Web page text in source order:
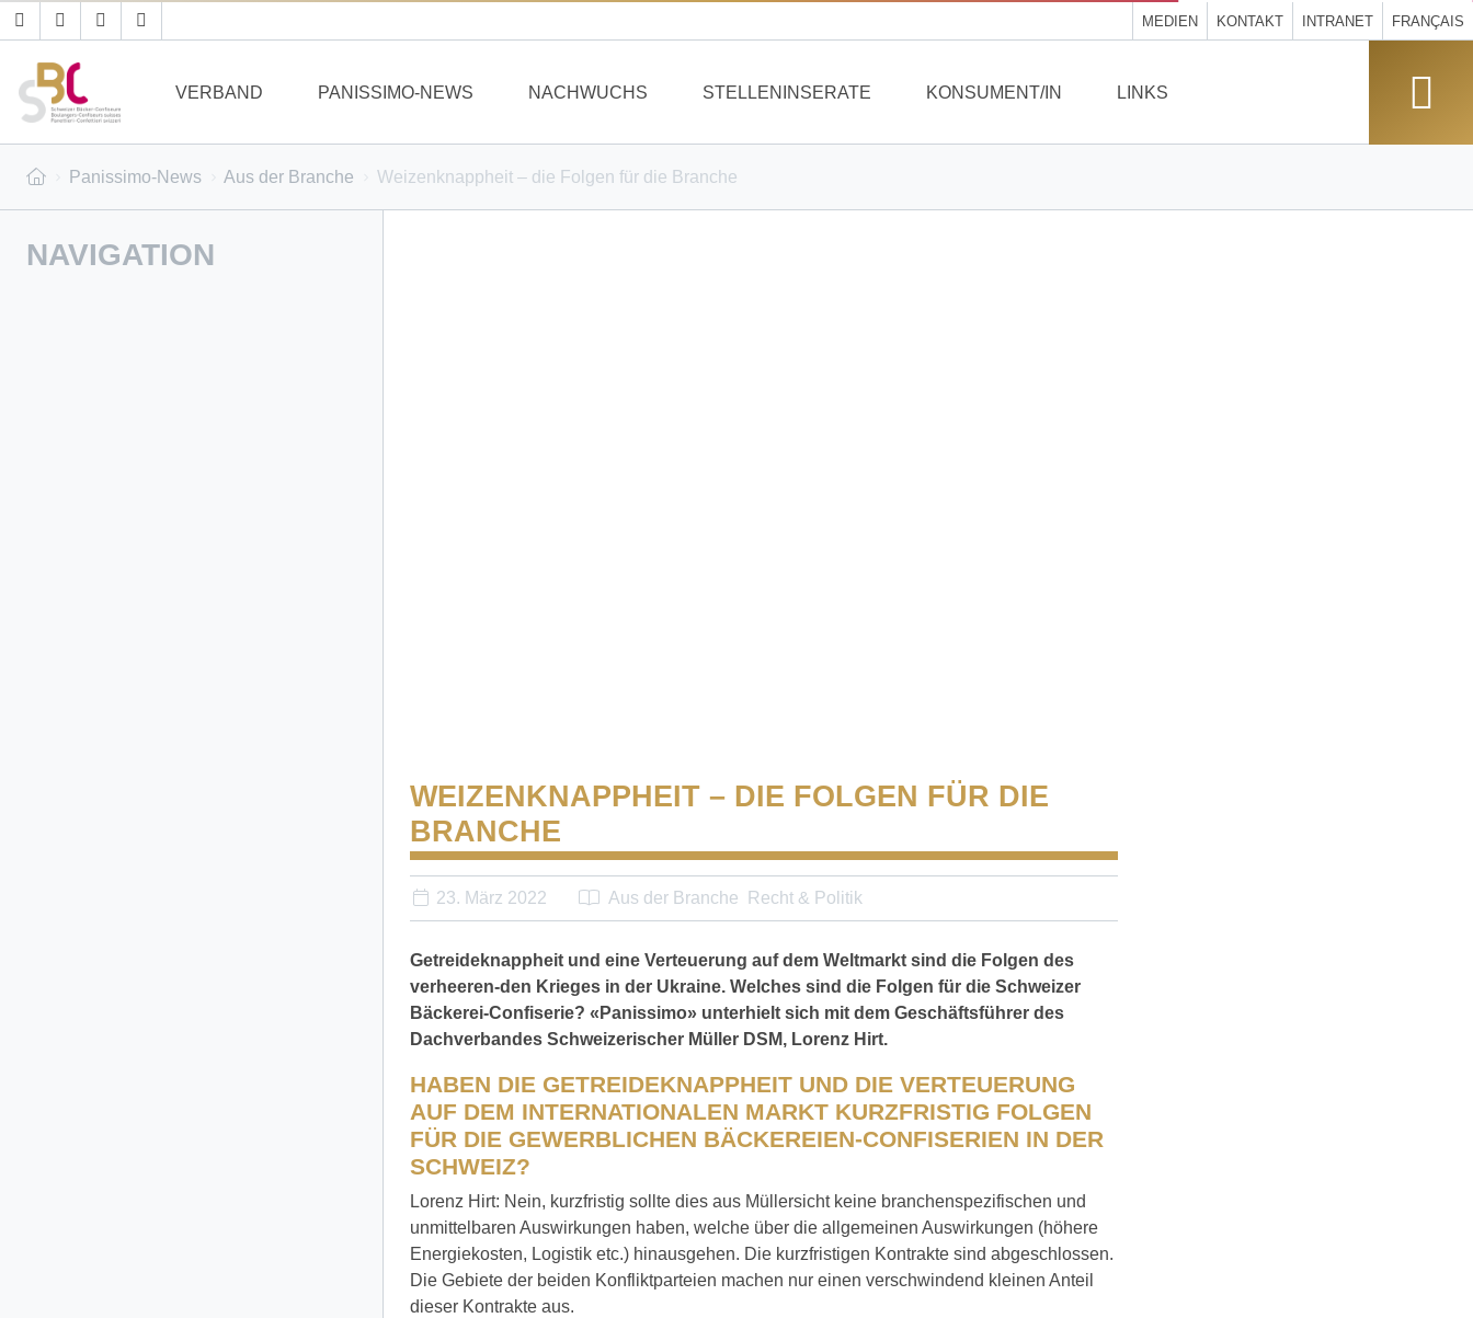
MEDIEN KONTAKT INTRANET FRANÇAIS
VERBAND PANISSIMO-NEWS NACHWUCHS STELLENINSERATE KONSUMENT/IN LINKS
Panissimo-News Aus der Branche Weizenknappheit – die Folgen für die Branche
NAVIGATION
WEIZENKNAPPHEIT – DIE FOLGEN FÜR DIE
BRANCHE
23. März 2022 Aus der Branche Recht & Politik
Getreideknappheit und eine Verteuerung auf dem Weltmarkt sind die Folgen des
verheeren-den Krieges in der Ukraine. Welches sind die Folgen für die Schweizer
Bäckerei-Confiserie? «Panissimo» unterhielt sich mit dem Geschäftsführer des
Dachverbandes Schweizerischer Müller DSM, Lorenz Hirt.
HABEN DIE GETREIDEKNAPPHEIT UND DIE VERTEUERUNG
AUF DEM INTERNATIONALEN MARKT KURZFRISTIG FOLGEN
FÜR DIE GEWERBLICHEN BÄCKEREIEN-CONFISERIEN IN DER
SCHWEIZ?
Lorenz Hirt: Nein, kurzfristig sollte dies aus Müllersicht keine branchenspezifischen und
unmittelbaren Auswirkungen haben, welche über die allgemeinen Auswirkungen (höhere
Energiekosten, Logistik etc.) hinausgehen. Die kurzfristigen Kontrakte sind abgeschlossen.
Die Gebiete der beiden Konfliktparteien machen nur einen verschwindend kleinen Anteil
dieser Kontrakte aus.